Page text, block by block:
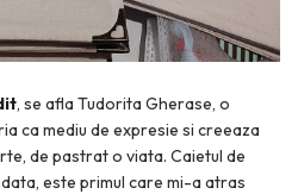
, se afla Tudorita Gherase, o
ca mediu de expresie si creeaza
de pastrat o viata. Caietul de
este primul care mi-a atras